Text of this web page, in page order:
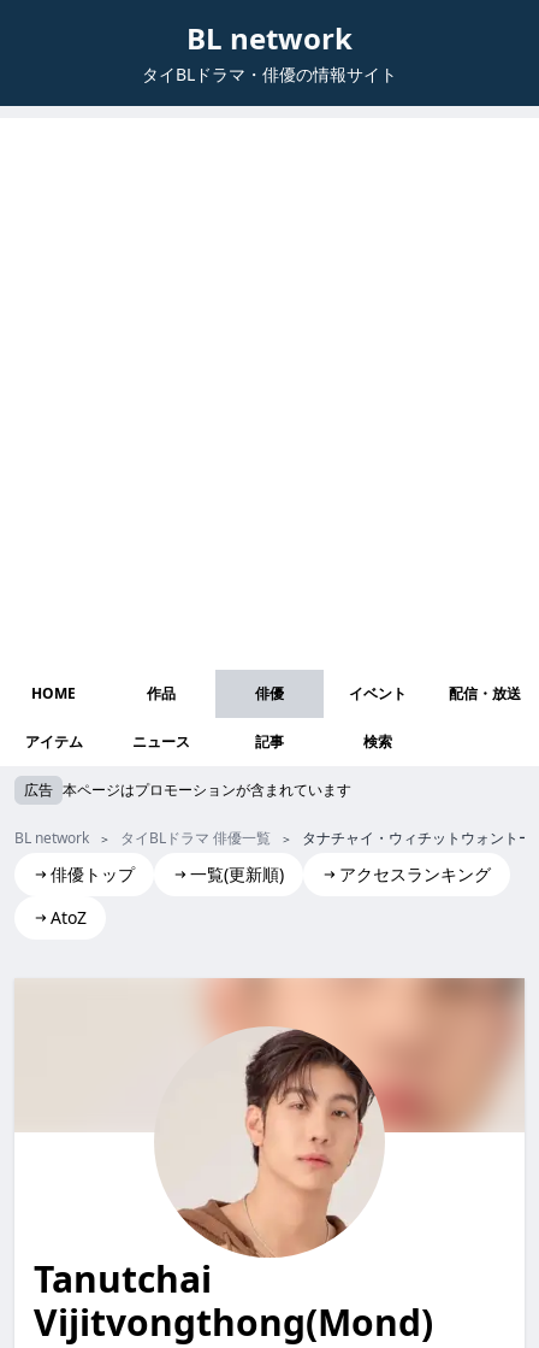
BL network
タイBLドラマ・俳優の情報サイト
HOME 作品 俳優 イベント 配信・放送
アイテム ニュース 記事 検索
広告 本ページはプロモーションが含まれています
BL network タイBLドラマ 俳優一覧 タナチャイ・ウィチットウォントー
俳優トップ 一覧(更新順)
アクセスランキング
AtoZ
Tanutchai
Vijitvongthong(Mond)